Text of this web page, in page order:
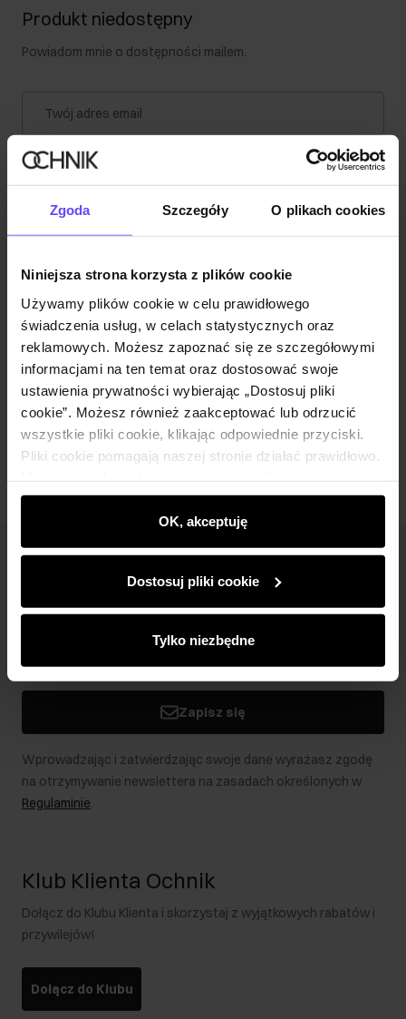
Zgoda Szczegóły O plikach cookies
Niniejsza strona korzysta z plików cookie
Używamy plików cookie w celu prawidłowego
świadczenia usług, w celach statystycznych oraz
reklamowych. Możesz zapoznać się ze szczegółowymi
informacjami na ten temat oraz dostosować swoje
ustawienia prywatności wybierając „Dostosuj pliki
cookie”. Możesz również zaakceptować lub odrzucić
wszystkie pliki cookie, klikając odpowiednie przyciski.
Pliki cookie pomagają naszej stronie działać prawidłowo.
wyświetlać im dopasowane do ich preferencji treści,
rekomendacje oraz komunikaty reklamowe informujące o
najnowszych promocjach w e-sklepie. Informacje o tym,
partnerom społecznościowym, reklamowym i
analitycznym. Partnerzy mogą połączyć te informacje z
podczas korzystania z ich usług.
OK, akceptuję
Dostosuj pliki cookie
Tylko niezbędne
Produkt niedostępny
Powiadom mnie o dostępności mailem.
Twój adres email
Powiadom o dostępności
Szczegóły
Skład i wymiary
Opinie
Zapisz się
Wprowadzając i zatwierdzając swoje dane wyrażasz zgodę
na otrzymywanie newslettera na zasadach określonych w
Regulaminie.
Klub Klienta Ochnik
Dołącz do Klubu Klienta i skorzystaj z wyjątkowych rabatów i
przywilejów!
Dołącz do Klubu